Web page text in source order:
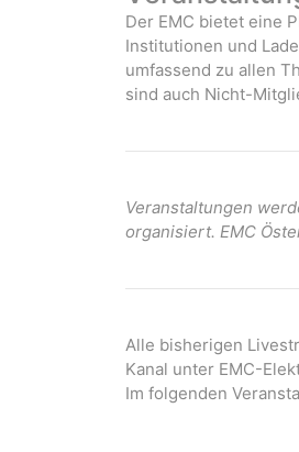
Der EMC bietet eine
Institutionen und
umfassend zu allen
sind auch Nicht-
Veranstaltungen
organisiert. EMC
Alle bisherigen
Kanal unter EMC-
Im folgenden